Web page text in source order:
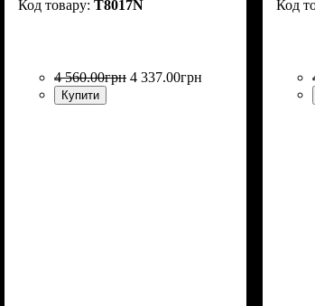
T8017N
4 560.00грн 4 337.00грн
Купити